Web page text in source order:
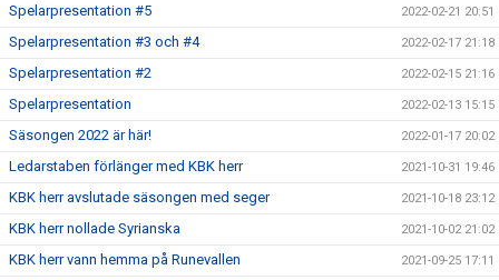
Spelarpresentation #5 2022-02-21 20:51
Spelarpresentation #3 och #4 2022-02-17 21:18
Spelarpresentation #2 2022-02-15 21:16
Spelarpresentation 2022-02-13 15:15
Säsongen 2022 är här! 2022-01-17 20:02
Ledarstaben förlänger med KBK herr 2021-10-31 19:46
KBK herr avslutade säsongen med seger 2021-10-18 23:12
KBK herr nollade Syrianska 2021-10-02 21:02
KBK herr vann hemma på Runevallen 2021-09-25 17:11